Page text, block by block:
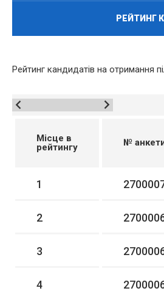
РЕЙТИНГ
Рейтинг кандидатів на отримання
Місце в
рейтингу
№
1
2
3
4